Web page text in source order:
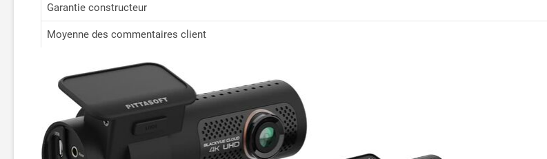
Garantie constructeur
Moyenne des commentaires client